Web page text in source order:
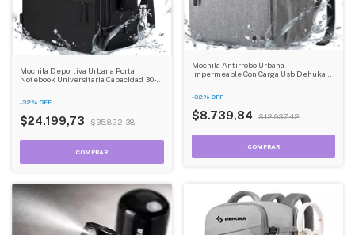
Mochila Deportiva Urbana Porta
Notebook Universitaria Capacidad 30-
-32% OFF
$24.199,73 $35.822,38
Mochila Antirrobo Urbana
Impermeable Con Carga Usb Dehuka
-32% OFF
$8.739,84 $12.937,42